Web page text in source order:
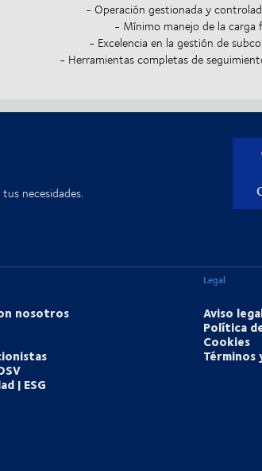
- Operación gestionada y
- Mínimo manejo de la carga
- Excelencia en la gestión de
- Herramientas completas de
necesidades.
nosotros
| ESG
Legal
Aviso
Política
Cookies
Términos